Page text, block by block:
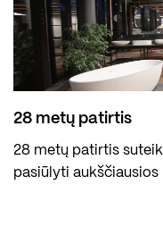
28 metų patirtis
28 metų patirtis
pasiūlyti